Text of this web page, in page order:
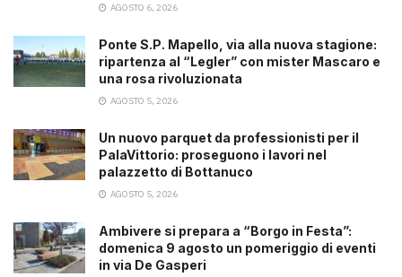
AGOSTO 6, 2026
Ponte S.P. Mapello, via alla nuova stagione:
ripartenza al “Legler” con mister Mascaro e
una rosa rivoluzionata
AGOSTO 5, 2026
Un nuovo parquet da professionisti per il
PalaVittorio: proseguono i lavori nel
palazzetto di Bottanuco
AGOSTO 5, 2026
Ambivere si prepara a “Borgo in Festa”:
domenica 9 agosto un pomeriggio di eventi
in via De Gasperi